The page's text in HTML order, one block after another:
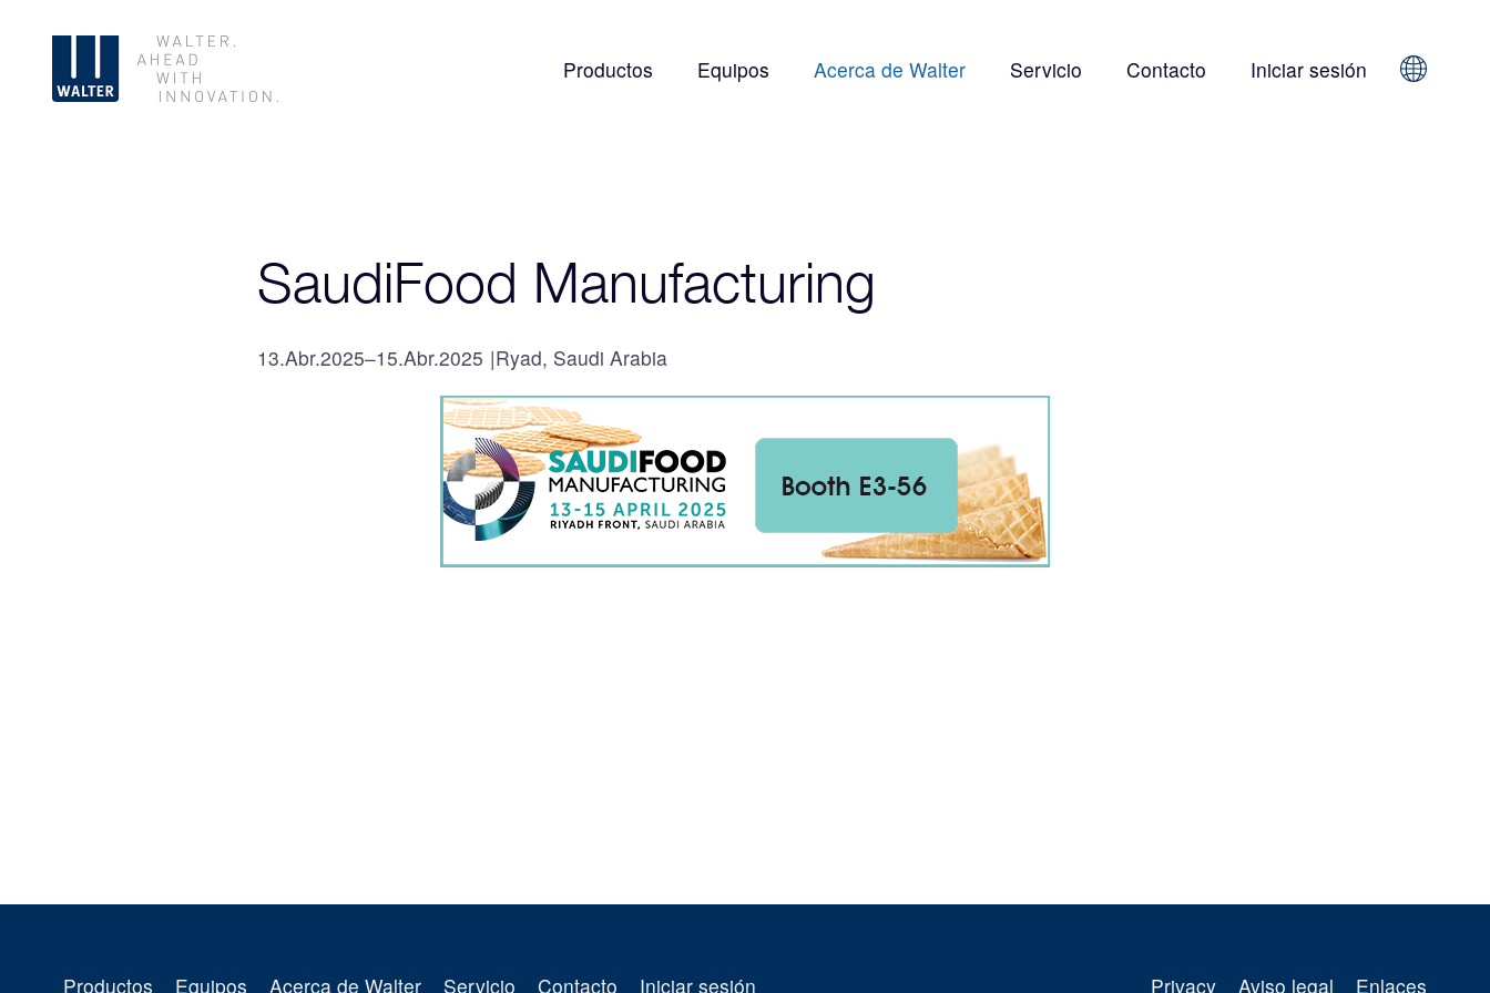
Productos Equipos Acerca de Walter Servicio Contacto Iniciar sesión
SaudiFood Manufacturing
13.Abr.2025–15.Abr.2025 Ryad, Saudi Arabia
Productos Equipos Acerca de Walter Servicio Contacto Iniciar sesión Privacy Aviso legal Enlaces